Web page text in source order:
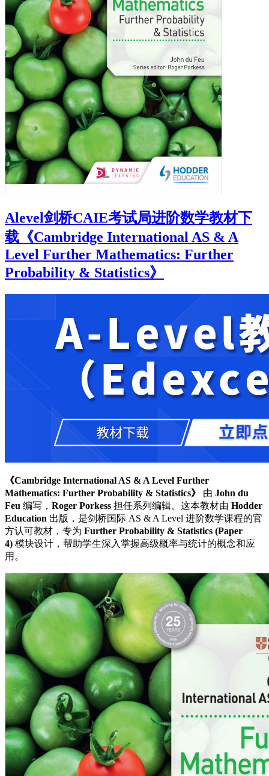
Alevel剑桥CAIE考试局进阶数学教材下
载《Cambridge International AS & A
Level Further Mathematics: Further
Probability & Statistics》
《Cambridge International AS & A Level Further
Mathematics: Further Probability & Statistics》
由 John du
Feu 编写， Roger Porkess 担任系列编辑。这本教材由 Hodder
Education 出版，是剑桥国际 AS & A Level 进阶数学课程的官
方认可教材，专为 Further Probability & Statistics (Paper
4) 模块设计，帮助学生深入掌握高级概率与统计的概念和应
用。